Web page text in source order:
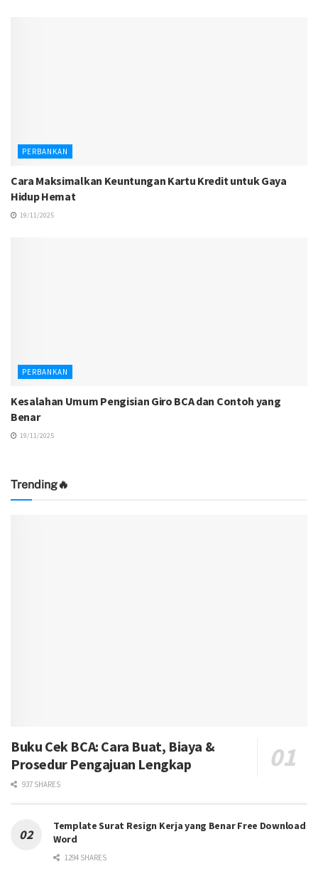
PERBANKAN
Cara Maksimalkan Keuntungan Kartu Kredit untuk Gaya
Hidup Hemat
19/11/2025
PERBANKAN
Kesalahan Umum Pengisian Giro BCA dan Contoh yang
Benar
19/11/2025
Trending🔥
Buku Cek BCA: Cara Buat, Biaya &
Prosedur Pengajuan Lengkap
937 SHARES
Template Surat Resign Kerja yang Benar Free Download
Word
1294 SHARES